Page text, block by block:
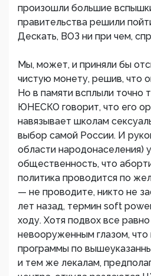
произошли большие
правительства решили
Дескать, ВОЗ ни при чем,
Мы, может, и приняли бы
чистую монету, решив, что
Но в памяти всплыли точно
ЮНЕСКО говорит, что его
навязывает школам
выбор самой России. И
области народонаселения)
общественность, что
политика проводится по
— не проводите, никто не
лет назад, термин soft
ходу. Хотя подвох все
невооруженным глазом,
программы по
и тем же лекалам,